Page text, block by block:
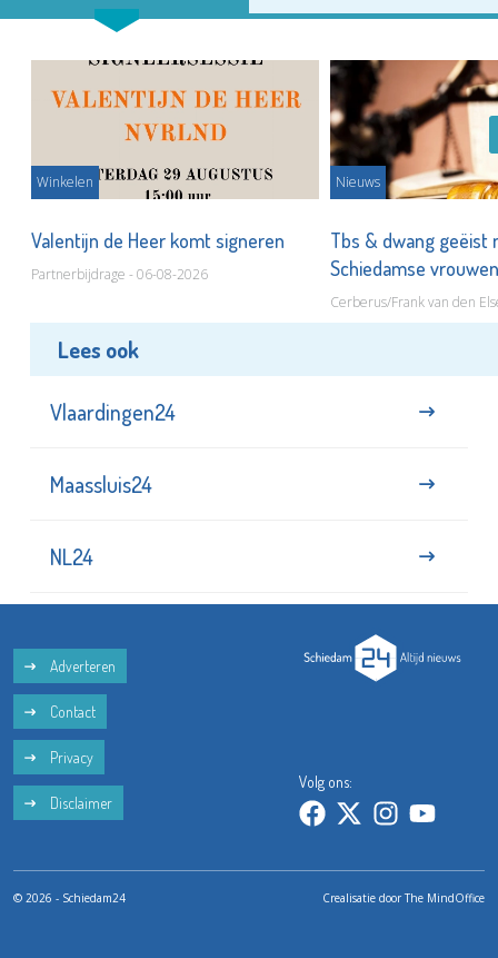
Winkelen
Valentijn de Heer komt signeren
Partnerbijdrage - 06-08-2026
Nieuws
Tbs & dwang geëist
Schiedamse
Cerberus/Frank van den
Lees ook
Vlaardingen24
Maassluis24
NL24
Adverteren
Contact
Privacy
Disclaimer
Volg ons:
© 2026 - Schiedam24 Crealisatie doorThe MindOffice